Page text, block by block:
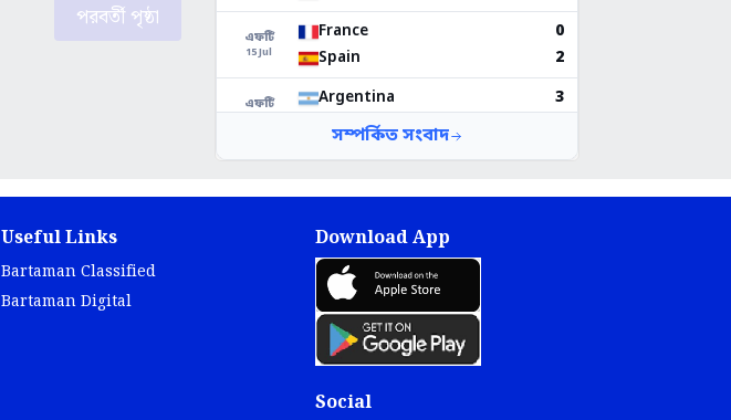
পরবর্তী পৃষ্ঠা
Useful Links
Bartaman Classified
Bartaman Digital
Download App
Social